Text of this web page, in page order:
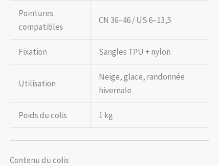
Pointures
compatibles
CN 36–46 / US 6–13,5
Fixation Sangles TPU + nylon
Utilisation
Neige, glace, randonnée
hivernale
Poids du colis 1 kg
Contenu du colis